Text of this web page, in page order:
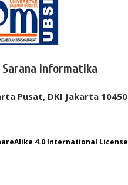
Sarana Informatika
Pusat, DKI Jakarta 10450
4.0 International License